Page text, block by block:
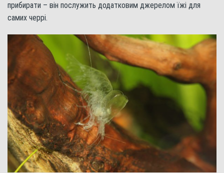
прибирати – він послужить додатковим джерелом їжі для
самих черрі.